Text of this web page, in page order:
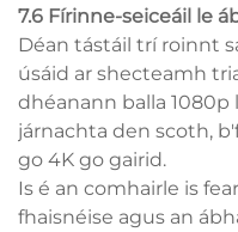
7.6 Fírinne-seiceáil le
Déan tástáil trí roinnt
úsáid ar shecteamh
dhéanann balla 1080p
járnachta den scoth,
go 4K go gairid.
Is é an comhairle is
fhaisnéise agus an